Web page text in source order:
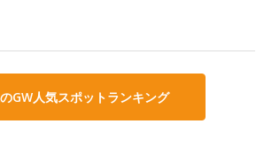
GW人気スポットランキング